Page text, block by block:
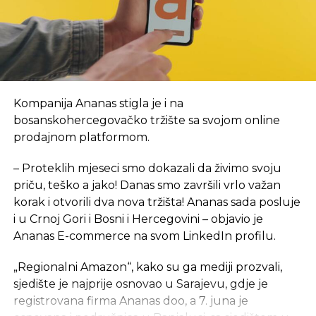
početak, kancelarije NTP-a biće u novom objektu
Arhitektonsko-građevinsko-geodetskog fakulteta i
Šumarskog fakulteta, u krugu Univerzitetskog
grada. Inače, lokacija je u neposrednoj blizini
tehničke dokumentacije tada bila u toku. Tada je i
rečeno da se na proljeće 2024. godine planira
polaganje kamena temeljca za izgradnju ovog
metara, sa planiranim rokom od 24 mjeseca, a tada
je procijenjeno da će okvirna vrijednost objekta,
neophodnom opremom i laboratorijom, iznositi 15
mil EUR.
odobrio sredstva za dva projekta u Srpskoj– jedan
je izgradnja Studentskog centra u Foči, a drugi
izgradnja Naučno-tehnološkog parka u Banjaluci.
Kompanija Ananas stigla je i na
bosanskohercegovačko tržište sa svojom online
prodajnom platformom.
– Proteklih mjeseci smo dokazali da živimo svoju
priču, teško a jako! Danas smo završili vrlo važan
korak i otvorili dva nova tržišta! Ananas sada posluje
i u Crnoj Gori i Bosni i Hercegovini – objavio je
Ananas E-commerce na svom LinkedIn profilu.
„Regionalni Amazon“, kako su ga mediji prozvali,
sjedište je najprije osnovao u Sarajevu, gdje je
registrovana firma Ananas doo, a 7. juna je